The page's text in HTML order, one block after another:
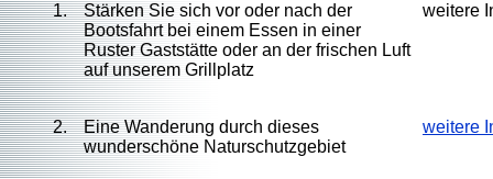
1.
Stärken Sie sich vor oder nach der
Bootsfahrt bei einem Essen in einer
Ruster Gaststätte oder an der frischen Luft
auf unserem Grillplatz
weitere
2.
Eine Wanderung durch dieses
wunderschöne Naturschutzgebiet
weitere